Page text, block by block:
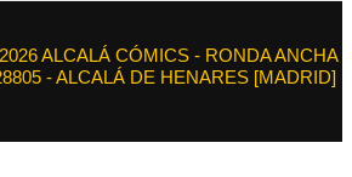
ALCALÁ CÓMICS - RONDA ANCHA
- ALCALÁ DE HENARES [MADRID]